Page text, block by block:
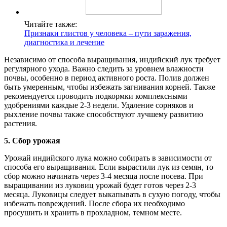
Читайте также:
Признаки глистов у человека – пути заражения,
диагностика и лечение
Независимо от способа выращивания, индийский лук требует
регулярного ухода. Важно следить за уровнем влажности
почвы, особенно в период активного роста. Полив должен
быть умеренным, чтобы избежать загнивания корней. Также
рекомендуется проводить подкормки комплексными
удобрениями каждые 2-3 недели. Удаление сорняков и
рыхление почвы также способствуют лучшему развитию
растения.
5. Сбор урожая
Урожай индийского лука можно собирать в зависимости от
способа его выращивания. Если вырастили лук из семян, то
сбор можно начинать через 3-4 месяца после посева. При
выращивании из луковиц урожай будет готов через 2-3
месяца. Луковицы следует выкапывать в сухую погоду, чтобы
избежать повреждений. После сбора их необходимо
просушить и хранить в прохладном, темном месте.